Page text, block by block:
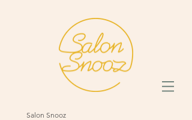
Salon Snooz